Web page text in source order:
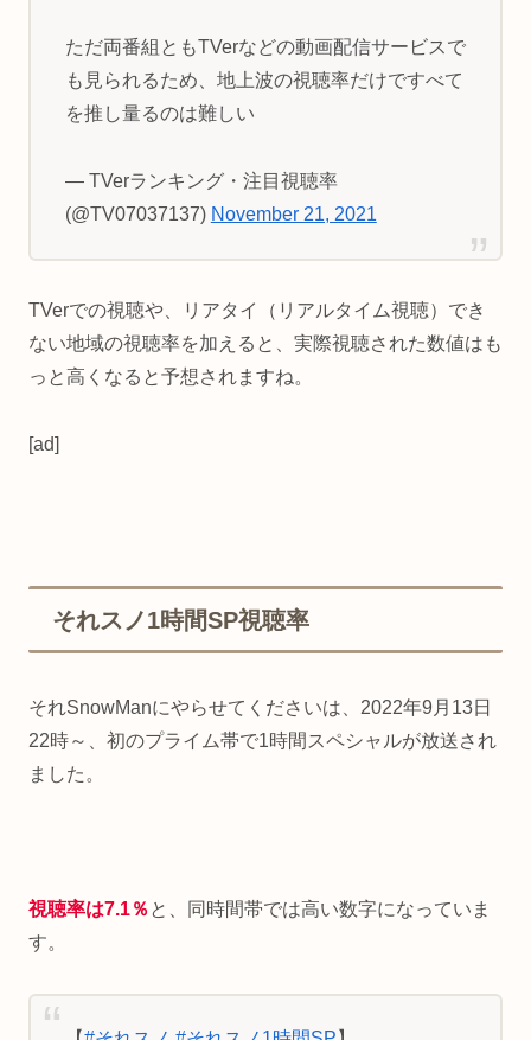
ただ両番組ともTVerなどの動画配信サービスで
も見られるため、地上波の視聴率だけですべて
を推し量るのは難しい
— TVerランキング・注目視聴率
(@TV07037137) November 21, 2021
TVerでの視聴や、リアタイ（リアルタイム視聴）でき
ない地域の視聴率を加えると、実際視聴された数値はも
っと高くなると予想されますね。
[ad]
それスノ1時間SP視聴率
それSnowManにやらせてくださいは、2022年9月13日
22時～、初のプライム帯で1時間スペシャルが放送され
ました。
視聴率は7.1％ と、同時間帯では高い数字になっていま
す。